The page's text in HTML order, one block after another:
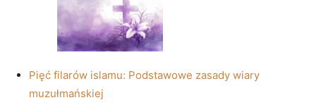
Pięć filarów islamu: Podstawowe zasady wiary
muzułmańskiej